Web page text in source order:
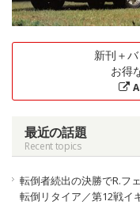
新刊＋
お得
最近の話題
Recent topics
転倒者続出の決勝でR.フ
転倒リタイア／第12戦イ